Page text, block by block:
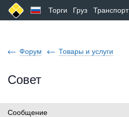
Торги Груз Транспорт
Форум Товары и услуги
Совет
Сообщение